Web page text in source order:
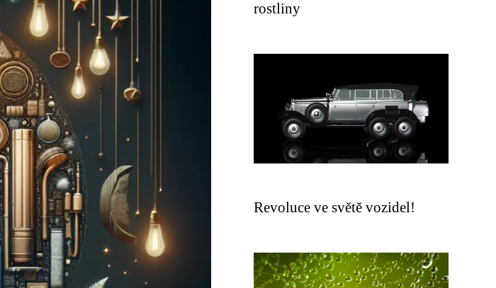
rostliny
Revoluce ve světě vozidel!